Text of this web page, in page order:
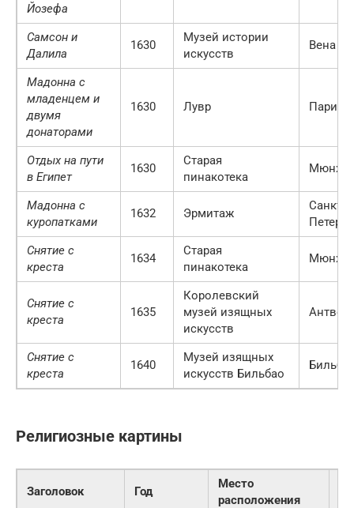
Йозефа
Самсон и
Далила
1630
Музей истории
искусств
Вена
Мадонна с
младенцем и
двумя
донаторами
1630 Лувр Париж
Отдых на пути
в Египет
1630
Старая
пинакотека
Мюнхен
Мадонна с
куропатками
1632 Эрмитаж
Санкт-
Снятие с
креста
1634
Старая
пинакотека
Мюнхен
Снятие с
креста
1635
Королевский
музей изящных
искусств
Снятие с
креста
1640
Музей изящных
искусств Бильбао
Религиозные картины
Заголовок Год
Место
расположения